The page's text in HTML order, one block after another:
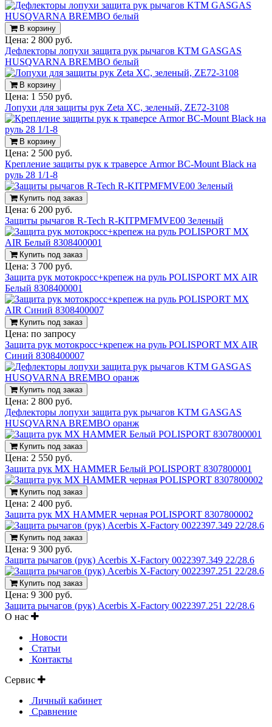
В корзину
Цена: 2 800 руб.
Дефлекторы лопухи защита рук рычагов KTM GASGAS
HUSQVARNA BREMBO белый
В корзину
Цена: 1 550 руб.
Лопухи для защиты рук Zeta XC, зеленый, ZE72-3108
В корзину
Цена: 2 500 руб.
Крепление защиты рук к траверсе Armor BC-Mount Black на
руль 28 1/1-8
Купить под заказ
Цена: 6 200 руб.
Защиты рычагов R-Tech R-KITPMFMVE00 Зеленый
Купить под заказ
Цена: 3 700 руб.
Защита рук мотокросс+крепеж на руль POLISPORT MX AIR
Белый 8308400001
Купить под заказ
Цена: по запросу
Защита рук мотокросс+крепеж на руль POLISPORT MX AIR
Синий 8308400007
Купить под заказ
Цена: 2 800 руб.
Дефлекторы лопухи защита рук рычагов KTM GASGAS
HUSQVARNA BREMBO оранж
Купить под заказ
Цена: 2 550 руб.
Защита рук MX HAMMER Белый POLISPORT 8307800001
Купить под заказ
Цена: 2 400 руб.
Защита рук MX HAMMER черная POLISPORT 8307800002
Купить под заказ
Цена: 9 300 руб.
Защита рычагов (рук) Acerbis X-Factory 0022397.349 22/28.6
Купить под заказ
Цена: 9 300 руб.
Защита рычагов (рук) Acerbis X-Factory 0022397.251 22/28.6
О нас
Новости
Статьи
Контакты
Сервис
Личный кабинет
Сравнение